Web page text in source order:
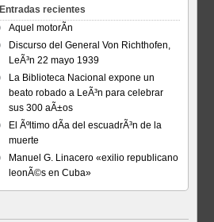
Entradas recientes
Aquel motorÃ­n
Discurso del General Von Richthofen,
LeÃ³n 22 mayo 1939
La Biblioteca Nacional expone un
beato robado a LeÃ³n para celebrar
sus 300 aÃ±os
El Ãºltimo dÃ­a del escuadrÃ³n de la
muerte
Manuel G. Linacero «exilio republicano
leonÃ©s en Cuba»